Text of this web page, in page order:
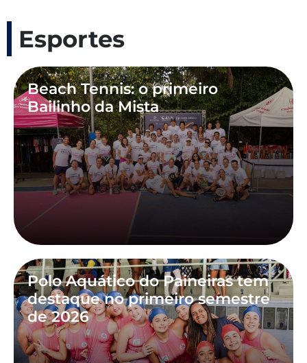
Esportes
Beach Tennis: o primeiro
Bailinho da Mista
Polo Aquático do Paineiras tem
destaque no primeiro semestre
de 2026